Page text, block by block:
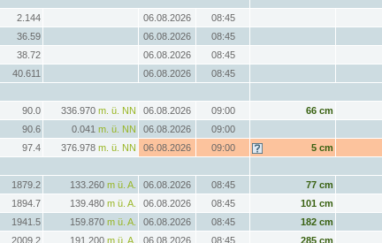
2.144 06.08.2026 08:45
36.59 06.08.2026 08:45
38.72 06.08.2026 08:45
40.611 06.08.2026 08:45
90.0 336.970 m. ü. NN 06.08.2026 09:00 66 cm
90.6 0.041 m. ü. NN 06.08.2026 09:00
97.4 376.978 m. ü. NN 06.08.2026 09:00 5 cm
1879.2 133.260 m ü. A. 06.08.2026 08:45 77 cm
1894.7 139.480 m ü. A. 06.08.2026 08:45 101 cm
1941.5 159.870 m ü. A. 06.08.2026 08:45 182 cm
2009.2 191.200 m ü. A. 06.08.2026 08:45 285 cm